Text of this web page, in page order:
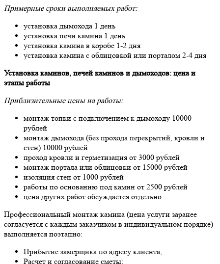
Примерные сроки выполняемых работ:
установка дымохода 1 день
установка печи камина 1 день
установка камина в коробе 1-2 дня
установка камина с облицовкой или порталом 2-4 дня
Установка каминов, печей каминов и дымоходов: цена и
этапы работы
Приблизительные цены на работы:
монтаж топки с подключением к дымоходу 10000
рублей
монтаж дымохода (без прохода перекрытий, кровли и
стен) 10000 рублей
проход кровли и герметизация от 3000 рублей
монтаж портала или облицовки от 15000 рублей
изоляция стен от 1000 рублей
работы по основанию под камин от 2500 рублей
цена других работ обсуждается отдельно
Профессиональный монтаж камина (цена услуги заранее
согласуется с каждым заказчиком в индивидуальном порядке)
выполняется поэтапно:
Прибытие замерщика по адресу клиента;
Расчет и согласование сметы;